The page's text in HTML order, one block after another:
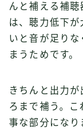
んと補える補
は、聴力低下
いと音が足り
まうためです。
きちんと出力
ろまで補う。
事な部分になり